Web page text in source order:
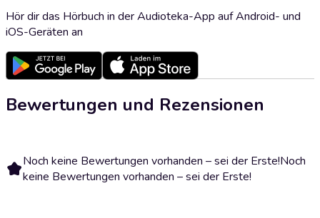
Hör dir das Hörbuch in der Audioteka-App auf Android- und
iOS-Geräten an
Bewertungen und Rezensionen
Noch keine Bewertungen vorhanden – sei der Erste!Noch
keine Bewertungen vorhanden – sei der Erste!